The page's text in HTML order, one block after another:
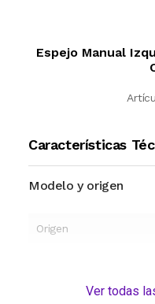
Espejo Manual
Características
Modelo y origen
Origen
Ver todas